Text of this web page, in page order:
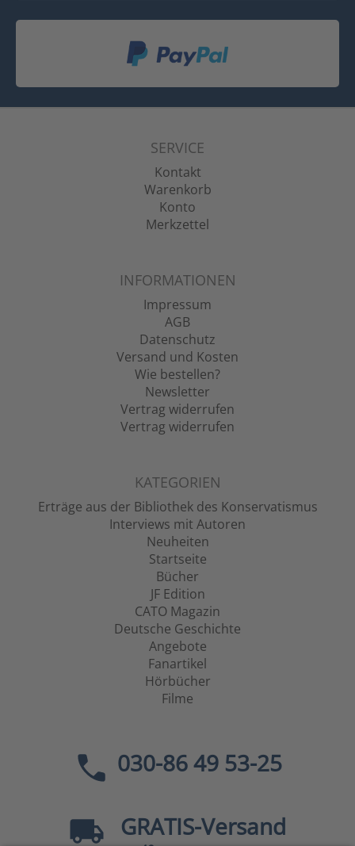
SERVICE
Kontakt
Warenkorb
Konto
Merkzettel
INFORMATIONEN
Impressum
AGB
Datenschutz
Versand und Kosten
Wie bestellen?
Newsletter
Vertrag widerrufen
Vertrag widerrufen
KATEGORIEN
Erträge aus der Bibliothek des Konservatismus
Interviews mit Autoren
Neuheiten
Startseite
Bücher
JF Edition
CATO Magazin
Deutsche Geschichte
Angebote
Fanartikel
Hörbücher
Filme
030-86 49 53-25
GRATIS-Versand